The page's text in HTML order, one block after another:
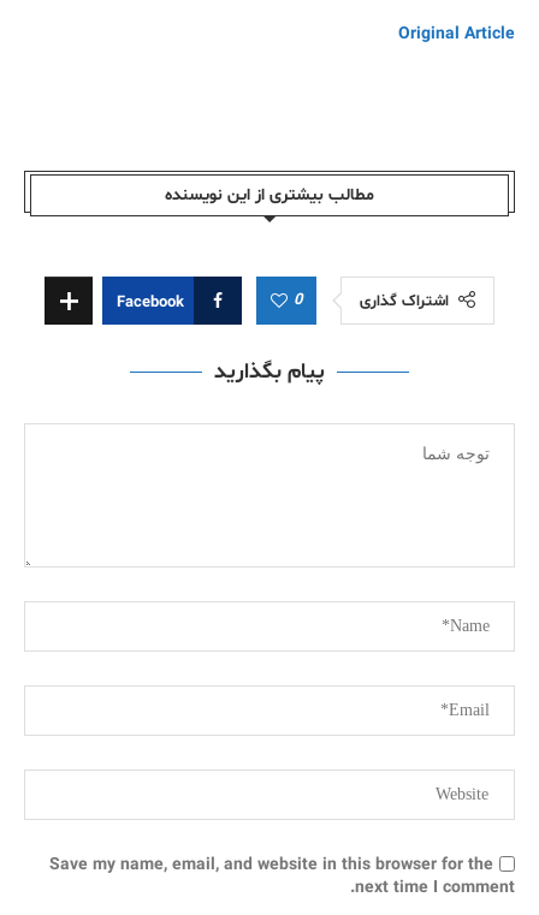
Original Article
مطالب بیشتری از این نویسندە
اشتراک گذاری 0
Facebook
پیام بگذارید
Save my name, email, and website in this browser for the
next time I comment.